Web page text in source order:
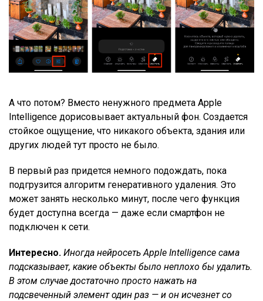
А что потом? Вместо ненужного предмета Apple
Intelligence дорисовывает актуальный фон. Создается
стойкое ощущение, что никакого объекта, здания или
других людей тут просто не было.
В первый раз придется немного подождать, пока
подгрузится алгоритм генеративного удаления. Это
может занять несколько минут, после чего функция
будет доступна всегда — даже если смартфон не
подключен к сети.
Интересно. Иногда нейросеть Apple Intelligence сама
подсказывает, какие объекты было неплохо бы удалить.
В этом случае достаточно просто нажать на
подсвеченный элемент один раз — и он исчезнет со